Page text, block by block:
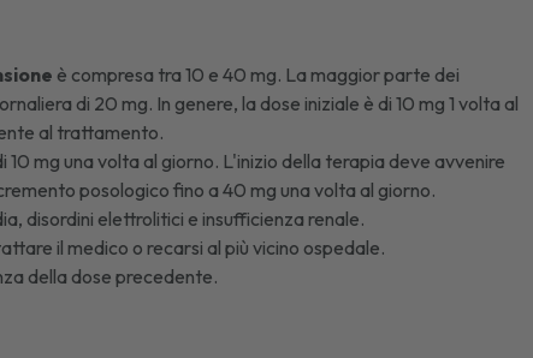
è compresa tra 10 e 40 mg. La maggior parte dei
di 20 mg. In genere, la dose iniziale è di 10 mg 1 volta al
al trattamento.
10 mg una volta al giorno. L'inizio della terapia deve avvenire
posologico fino a 40 mg una volta al giorno.
disordini elettrolitici e insufficienza renale.
il medico o recarsi al più vicino ospedale.
della dose precedente.